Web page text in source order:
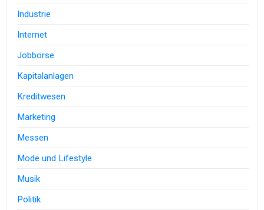
Industrie
Internet
Jobbörse
Kapitalanlagen
Kreditwesen
Marketing
Messen
Mode und Lifestyle
Musik
Politik